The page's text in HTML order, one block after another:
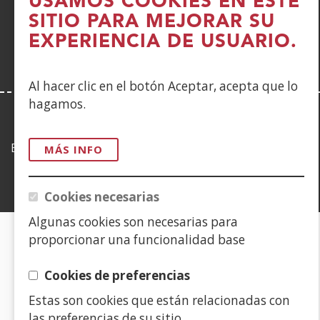
SITIO PARA MEJORAR SU
EXPERIENCIA DE USUARIO.
Al hacer clic en el botón Aceptar, acepta que lo
hagamos.
MÁS INFO
Cookies necesarias
Algunas cookies son necesarias para
proporcionar una funcionalidad base
Cookies de preferencias
Estas son cookies que están relacionadas con
ventana)
en
nueva
ventana)
Esta web se ajusta a lo establecido en la Ley 19/2013, de
9 de diciembre, de transparencia, acceso a la
información pública y buen gobierno.
CERTIFICADOS DE CALIDAD
en